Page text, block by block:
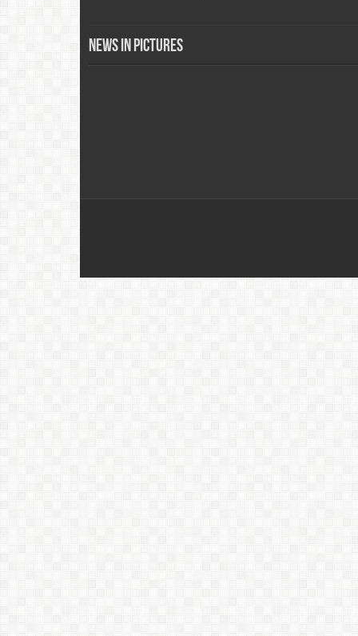
News in Pictures